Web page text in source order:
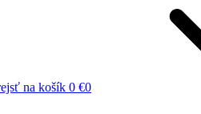
na košík 0 €0